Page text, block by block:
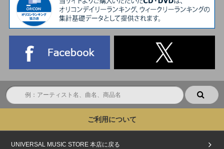
ご利用について
UNIVERSAL MUSIC STORE 本店に戻る